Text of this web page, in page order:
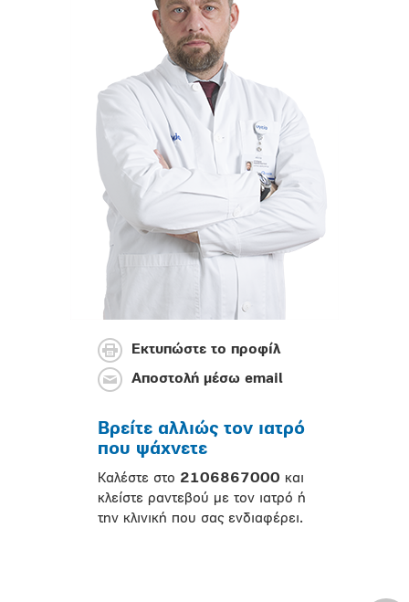
Εκτυπώστε το προφίλ
Αποστολή μέσω email
Βρείτε αλλιώς τον ιατρό
που ψάχνετε
Καλέστε στο 2106867000 και
κλείστε ραντεβού με τον ιατρό ή
την κλινική που σας ενδιαφέρει.